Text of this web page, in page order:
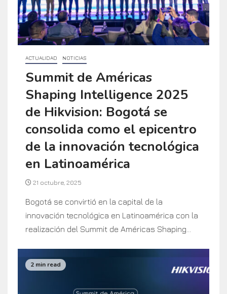
ACTUALIDAD NOTICIAS
Summit de Américas
Shaping Intelligence 2025
de Hikvision: Bogotá se
consolida como el epicentro
de la innovación tecnológica
en Latinoamérica
21 octubre, 2025
Bogotá se convirtió en la capital de la
innovación tecnológica en Latinoamérica con la
realización del Summit de Américas Shaping...
2 min read